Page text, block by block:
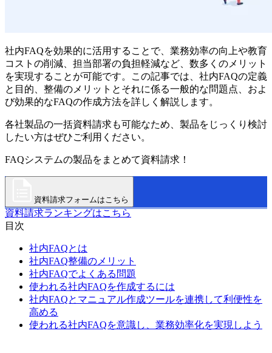
社内FAQを効果的に活用することで、業務効率の向上や教育
コストの削減、担当部署の負担軽減など、数多くのメリット
を実現することが可能です。この記事では、社内FAQの定義
と目的、整備のメリットとそれに係る一般的な問題点、およ
び効果的なFAQの作成方法を詳しく解説します。
各社製品の一括資料請求も可能なため、製品をじっくり検討
したい方はぜひご利用ください。
FAQシステムの製品をまとめて資料請求！
資料請求フォームはこちら
資料請求ランキングはこちら
目次
社内FAQとは
社内FAQ整備のメリット
社内FAQでよくある問題
使われる社内FAQを作成するには
社内FAQとマニュアル作成ツールを連携して利便性を
高める
使われる社内FAQを意識し、業務効率化を実現しよう